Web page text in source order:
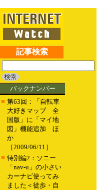
記事検索
バックナンバー
■ 第63回：「自転車
大好きマップ 全
国版」に「マイ地
図」機能追加 ほ
か
［2009/06/11］
■ 特別編2：ソニー
「nav-u」の小さい
カーナビ使ってみ
ました＜徒歩・自